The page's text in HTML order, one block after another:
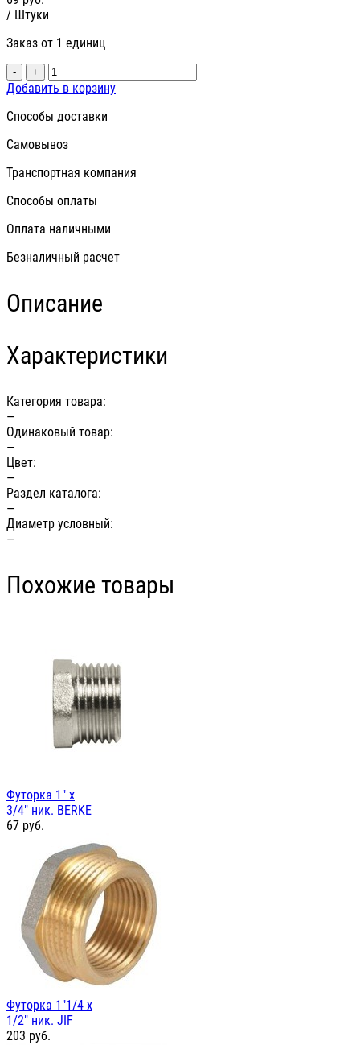
/ Штуки
Заказ от 1 единиц
- +
Добавить в корзину
Способы доставки
Самовывоз
Транспортная компания
Способы оплаты
Оплата наличными
Безналичный расчет
Описание
Характеристики
Категория товара:
—
Одинаковый товар:
—
Цвет:
—
Раздел каталога:
—
Диаметр условный:
—
Похожие товары
Футорка 1" х
3/4" ник. BERKE
67 руб.
Футорка 1"1/4 х
1/2" ник. JIF
203 руб.